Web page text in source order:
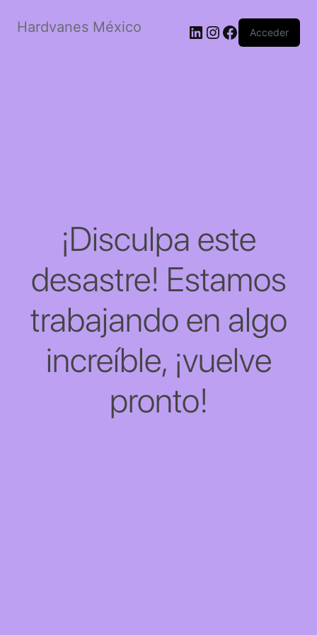
Hardvanes México LinkedIn
Instagram
Facebook
Acceder
¡Disculpa este
desastre! Estamos
trabajando en algo
increíble, ¡vuelve
pronto!